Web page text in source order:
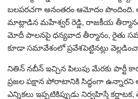
బలపరచగా అనంతరం ఆమోదం
మాట్లాడిన మహేశ్వర్ రెడ్డి, రాజకీయ
మోదీ పాలనపై ధన్యవాద తీర్మానం, రైతు
కూడా సమావేశంలో ప్రవేశపెట్టినట్లు
నితిన్ నబీన్ ఇచ్చిన పిలుపు మేరకు పార్టీ
ప్రజల పక్షాన పోరాటానికి సిద్ధంగా
ఎన్నికలు ఇప్పటికిప్పుడు నిర్వహిస్తే